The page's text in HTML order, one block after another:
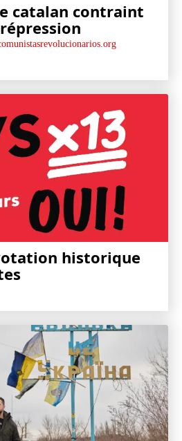
catalan contraint
historique